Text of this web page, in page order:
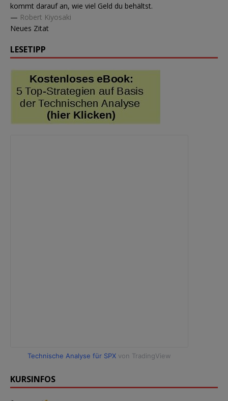
kommt darauf an, wie viel Geld du behältst.
— Robert Kiyosaki
Neues Zitat
LESETIPP
Technische Analyse für SPX von TradingView
KURSINFOS